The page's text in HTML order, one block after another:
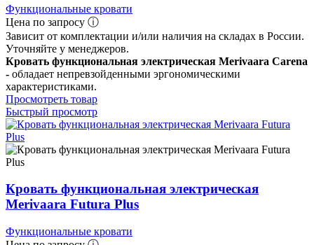
Функциональные кровати
Цена по запросу ⓘ
Зависит от комплектации и/или наличия на складах в России.
Уточняйте у менеджеров.
Кровать функциональная электрическая Merivaara Carena
- обладает непревзойденными эргономическими
характеристиками.
Просмотреть товар
Быстрый просмотр
Кровать функциональная электрическая
Merivaara Futura Plus
Функциональные кровати